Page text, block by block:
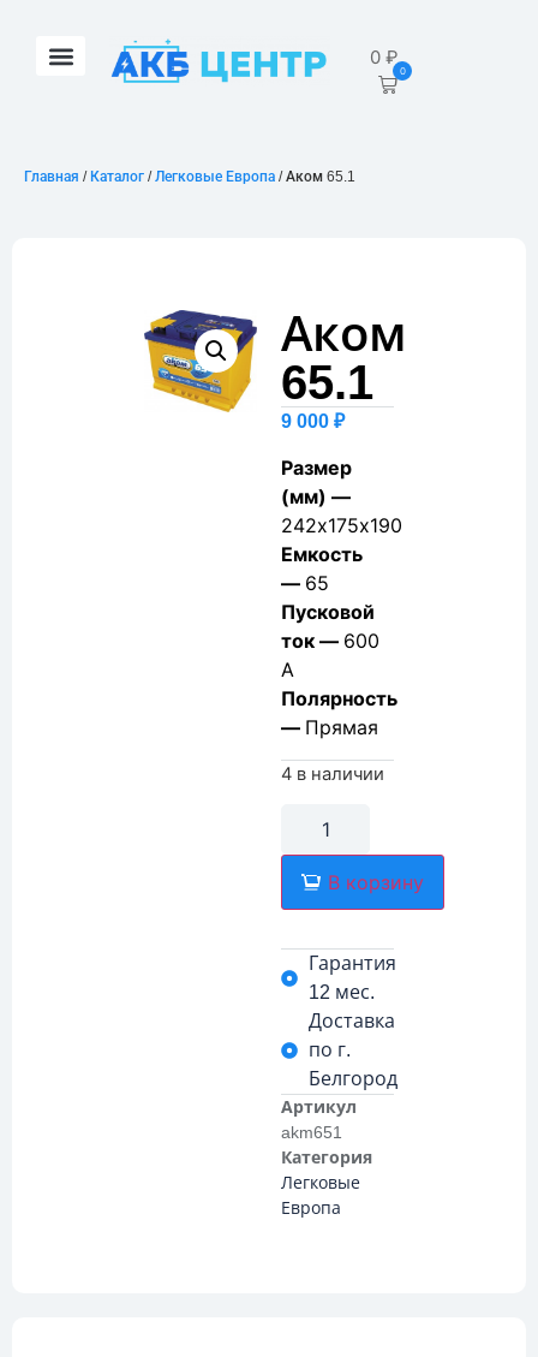
0₽
0
Главная / Каталог /Легковые Европа / Аком 65.1
Аком
65.1
9 000 ₽
Размер
(мм) —
242х175х190
Емкость
— 65
Пусковой
ток — 600
А
Полярность
— Прямая
4 в наличии
В корзину
Гарантия
12 мес.
Доставка
по г.
Белгород
Артикул
akm651
Категория
Легковые
Европа